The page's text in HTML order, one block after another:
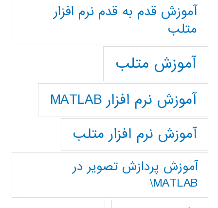
آموزش قدم به قدم نرم افزار
متلب
آموزش متلب
آموزش نرم افزار MATLAB
آموزش نرم افزار متلب
آموزش پردازش تصوير در
MATLAB\